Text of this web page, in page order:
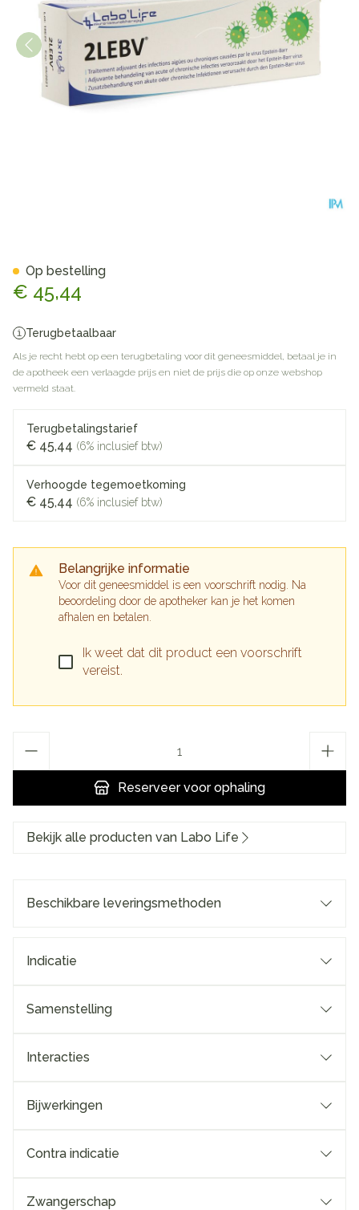
€ 45,44
Terugbetaalbaar
Als je recht hebt op een terugbetaling voor dit geneesmiddel, betaal je in
de apotheek een verlaagde prijs en niet de prijs die op onze webshop
vermeld staat.
Terugbetalingstarief
€ 45,44 (6% inclusief btw)
Verhoogde tegemoetkoming
€ 45,44 (6% inclusief btw)
Belangrijke informatie
Voor dit geneesmiddel is een voorschrift nodig. Na
beoordeling door de apotheker kan je het komen
afhalen en betalen.
Ik weet dat dit product een voorschrift
vereist.
Reserveervoor ophaling
Op bestelling
Bekijk alle producten van Labo Life
Beschikbare leveringsmethoden
Indicatie
Samenstelling
Interacties
Bijwerkingen
Contra indicatie
Zwangerschap